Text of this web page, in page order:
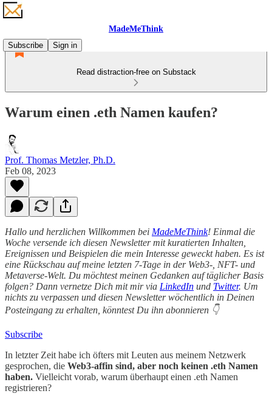
MadeMeThink
Subscribe
Sign in
Read distraction-free on Substack
Warum einen .eth Namen kaufen?
Prof. Thomas Metzler, Ph.D.
Feb 08, 2023
Hallo und herzlichen Willkommen bei MadeMeThink! Einmal die
Woche versende ich diesen Newsletter mit kuratierten Inhalten,
Ereignissen und Beispielen die mein Interesse geweckt haben. Es ist
eine Rückschau auf meine letzten 7-Tage in der Web3-, NFT- und
Metaverse-Welt. Du möchtest meinen Gedanken auf täglicher Basis
folgen? Dann vernetze Dich mit mir via LinkedIn und Twitter. Um
nichts zu verpassen und diesen Newsletter wöchentlich in Deinen
Posteingang zu erhalten, könntest Du ihn abonnieren 👇
Subscribe
In letzter Zeit habe ich öfters mit Leuten aus meinem Netzwerk
gesprochen, die Web3-affin sind, aber noch keinen .eth Namen
haben. Vielleicht vorab, warum überhaupt einen .eth Namen
registrieren?